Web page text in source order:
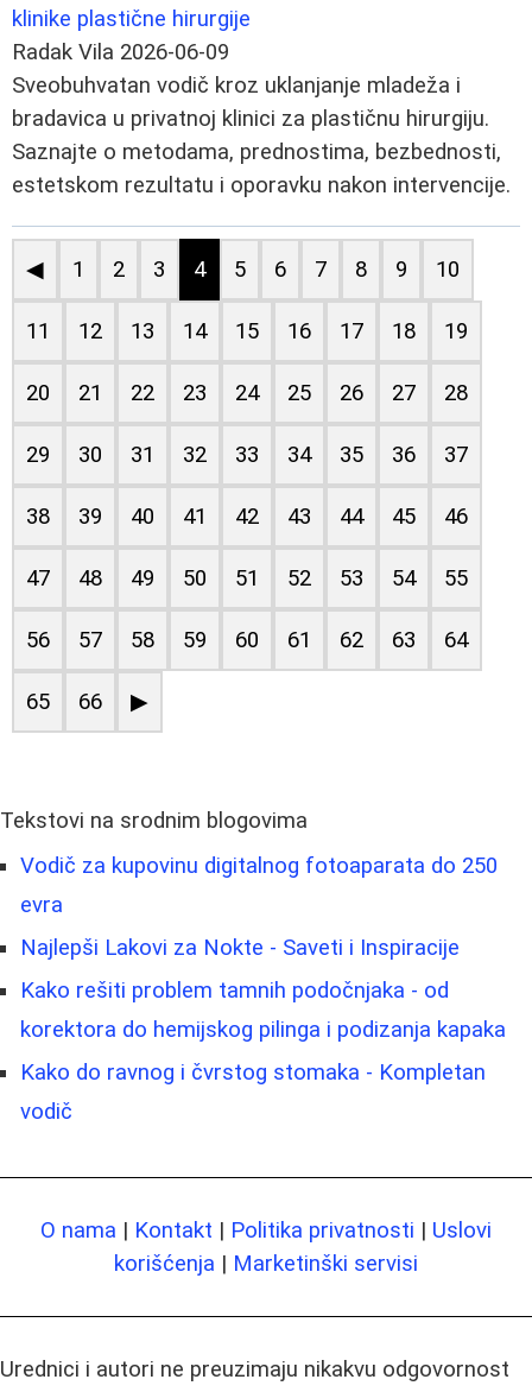
klinike plastične hirurgije
Radak Vila 2026-06-09
Sveobuhvatan vodič kroz uklanjanje mladeža i
bradavica u privatnoj klinici za plastičnu hirurgiju.
Saznajte o metodama, prednostima, bezbednosti,
estetskom rezultatu i oporavku nakon intervencije.
◀ 1 2 3 4 5 6 7 8 9 10
11 12 13 14 15 16 17 18 19
20 21 22 23 24 25 26 27 28
29 30 31 32 33 34 35 36 37
38 39 40 41 42 43 44 45 46
47 48 49 50 51 52 53 54 55
56 57 58 59 60 61 62 63 64
65 66 ▶
Tekstovi na srodnim blogovima
Vodič za kupovinu digitalnog fotoaparata do 250
evra
Najlepši Lakovi za Nokte - Saveti i Inspiracije
Kako rešiti problem tamnih podočnjaka - od
korektora do hemijskog pilinga i podizanja kapaka
Kako do ravnog i čvrstog stomaka - Kompletan
vodič
O nama | Kontakt | Politika privatnosti | Uslovi
korišćenja | Marketinški servisi
Urednici i autori ne preuzimaju nikakvu odgovornost